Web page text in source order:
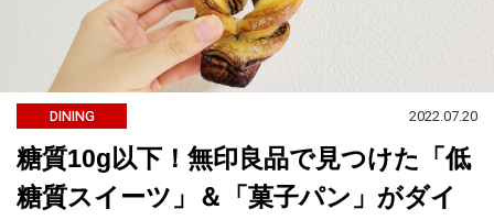
DINING 2022.07.20
糖質10g以下！無印良品で見つけた「低
糖質スイーツ」＆「菓子パン」がダイ